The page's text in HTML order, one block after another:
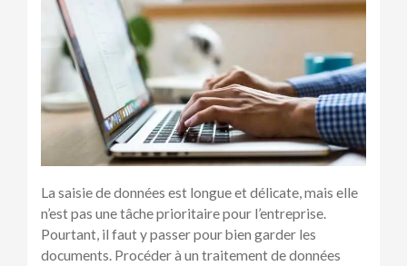
à
l’externalisation
la
saisie
de
données
La saisie de données est longue et délicate, mais elle
n’est pas une tâche prioritaire pour l’entreprise.
Pourtant, il faut y passer pour bien garder les
documents. Procéder à un traitement de données